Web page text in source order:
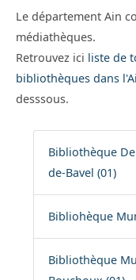
Le département Ain
médiathèques.
Retrouvez ici liste de
bibliothèques dans
desssous.
Bibliothèque
de-Bavel (01)
Bibliohèque
Bibliothèque